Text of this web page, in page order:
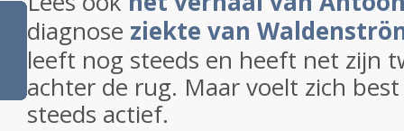
diagnose ziekte van
leeft nog steeds en heeft net zijn
achter de rug. Maar voelt zich
steeds actief.